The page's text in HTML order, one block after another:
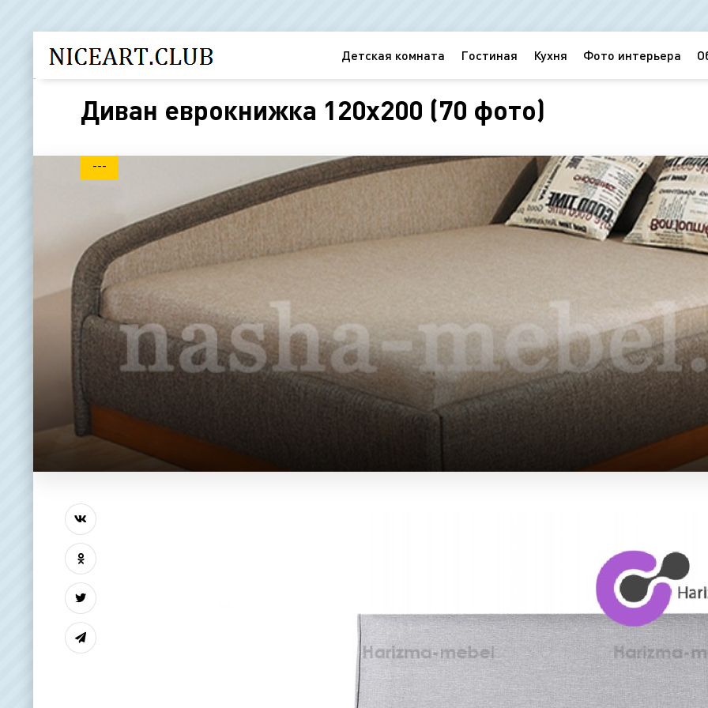
Детская комната Гостиная Кухня Фото интерьера
Диван еврокнижка 120х200 (70 фото)
---